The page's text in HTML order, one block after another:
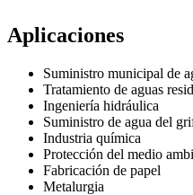
Aplicaciones
Suministro municipal de
Tratamiento de aguas
Ingeniería hidráulica
Suministro de agua del
Industria química
Protección del medio
Fabricación de papel
Metalurgia